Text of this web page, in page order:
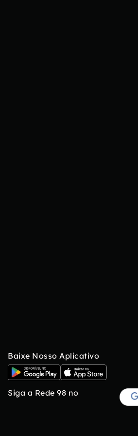
Baixe Nosso Aplicativo
Siga a Rede 98 no